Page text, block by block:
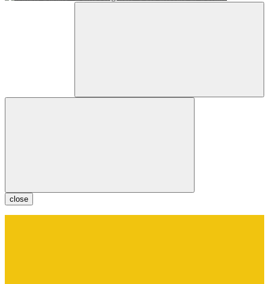
close